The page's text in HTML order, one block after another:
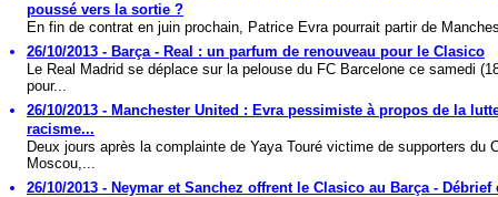
poussé vers la sortie ?
En fin de contrat en juin prochain, Patrice Evra pourrait partir de
26/10/2013 - Barça - Real : un parfum de renouveau pour le Clasico
Le Real Madrid se déplace sur la pelouse du FC Barcelone ce samedi
pour...
26/10/2013 - Manchester United : Evra pessimiste à propos de la
racisme...
Deux jours après la complainte de Yaya Touré victime de supporters du
Moscou,...
26/10/2013 - Neymar et Sanchez offrent le Clasico au Barça - Débrief